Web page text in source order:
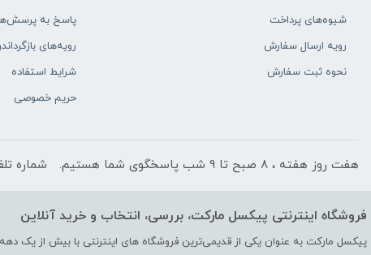
شیوه‌های پرداخت
رویه ارسال سفارش
نحوه ثبت سفارش
پاسخ به
رویه‌های
شرایط استفاده
حریم خصوصی
هفت روز هفته ، 8 صبح تا 9 شب پاسخگوی شما هستیم. شماره
فروشگاه اینترنتی پیکسل مارکت، بررسی، انتخاب و خرید آنلاین